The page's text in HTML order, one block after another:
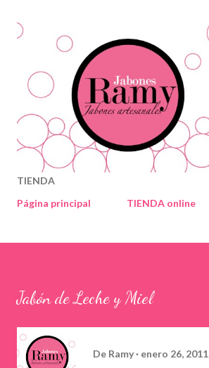
TIENDA
Página principal
TIENDA online
Jabón de Leche y Miel
De Ramy enero 26, 2011